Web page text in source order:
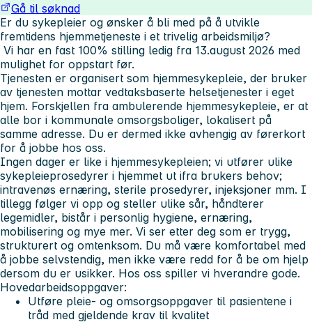
Gå til søknad
Er du sykepleier og ønsker å bli med på å utvikle
fremtidens hjemmetjeneste i et trivelig arbeidsmiljø?
Vi har en fast 100% stilling ledig fra 13.august 2026 med
mulighet for oppstart før.
Tjenesten er organisert som hjemmesykepleie, der bruker
av tjenesten mottar vedtaksbaserte helsetjenester i eget
hjem. Forskjellen fra ambulerende hjemmesykepleie, er at
alle bor i kommunale omsorgsboliger, lokalisert på
samme adresse. Du er dermed ikke avhengig av førerkort
for å jobbe hos oss.
Ingen dager er like i hjemmesykepleien; vi utfører ulike
sykepleieprosedyrer i hjemmet ut ifra brukers behov;
intravenøs ernæring, sterile prosedyrer, injeksjoner mm. I
tillegg følger vi opp og steller ulike sår, håndterer
legemidler, bistår i personlig hygiene, ernæring,
mobilisering og mye mer. Vi ser etter deg som er trygg,
strukturert og omtenksom. Du må være komfortabel med
å jobbe selvstendig, men ikke være redd for å be om hjelp
dersom du er usikker. Hos oss spiller vi hverandre gode.
Hovedarbeidsoppgaver:
Utføre pleie- og omsorgsoppgaver til pasientene i
tråd med gjeldende krav til kvalitet